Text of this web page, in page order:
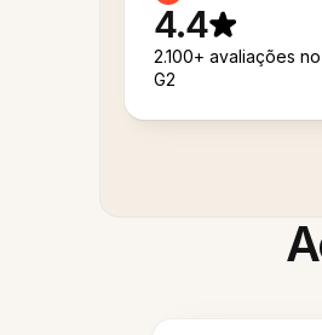
4.4
2.100+ avaliações no
G2